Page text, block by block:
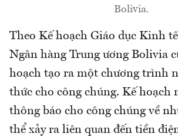
Bolivia.
Theo Kế hoạch Giáo dục Kinh
Ngân hàng Trung ương Bolivia
hoạch tạo ra một chương trình
thức cho công chúng. Kế hoạch
thông báo cho công chúng về
thể xảy ra liên quan đến tiền